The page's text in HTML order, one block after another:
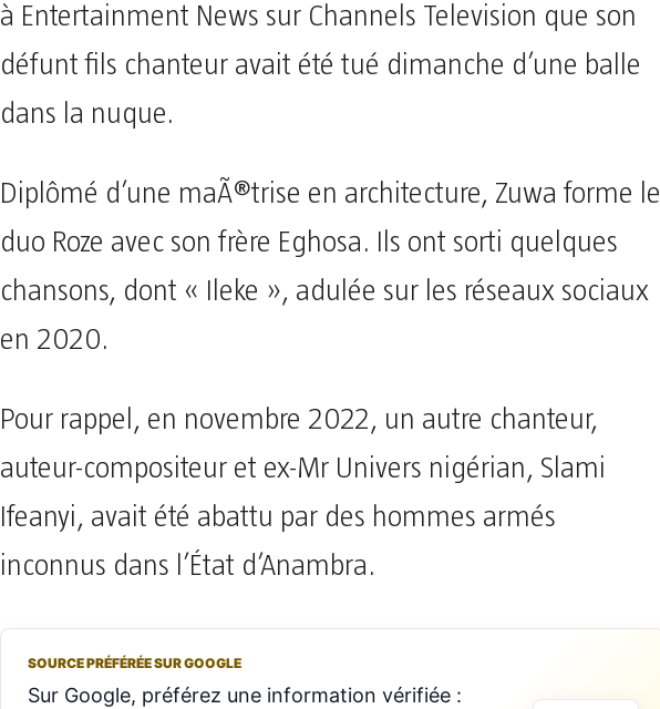
à Entertainment News sur Channels Television que son
défunt fils chanteur avait été tué dimanche d’une balle
dans la nuque.
Diplômé d’une maÃ®trise en architecture, Zuwa forme le
duo Roze avec son frère Eghosa. Ils ont sorti quelques
chansons, dont « Ileke », adulée sur les réseaux sociaux
en 2020.
Pour rappel, en novembre 2022, un autre chanteur,
auteur-compositeur et ex-Mr Univers nigérian, Slami
Ifeanyi, avait été abattu par des hommes armés
inconnus dans l’État d’Anambra.
SOURCE PRÉFÉRÉE SUR GOOGLE
Sur Google, préférez une information vérifiée :